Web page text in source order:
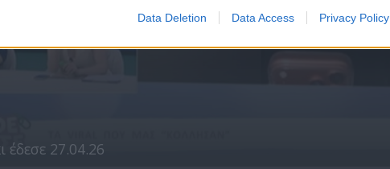
Data Deletion Data Access Privacy Policy
έδεσε 27.04.26